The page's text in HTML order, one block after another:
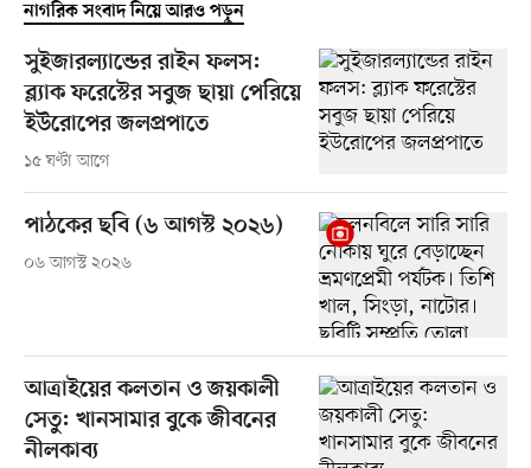
নাগরিক সংবাদ নিয়ে আরও পড়ুন
সুইজারল্যান্ডের রাইন ফলস:
ব্ল্যাক ফরেস্টের সবুজ ছায়া পেরিয়ে
ইউরোপের জলপ্রপাতে
১৫ ঘণ্টা আগে
পাঠকের ছবি (৬ আগস্ট ২০২৬)
০৬ আগস্ট ২০২৬
আত্রাইয়ের কলতান ও জয়কালী
সেতু: খানসামার বুকে জীবনের
নীলকাব্য